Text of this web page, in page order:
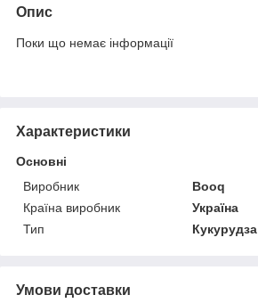
Опис
Поки що немає інформації
Характеристики
Основні
Виробник
Booq
Країна виробник
Україна
Тип
Кукурудза
Умови доставки